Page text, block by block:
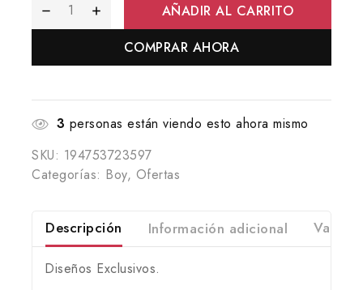
AÑADIR AL CARRITO
COMPRAR AHORA
3 personas están viendo esto ahora mismo
SKU: 194753723597
Categorías: Boy, Ofertas
Descripción Información adicional
Diseños Exclusivos.